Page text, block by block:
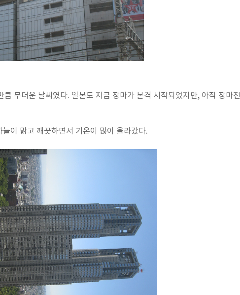
무더운 날씨였다. 일본도 지금 장마가 본격 시작되었지만, 아직 장마전
이 맑고 깨끗하면서 기온이 많이 올라갔다.